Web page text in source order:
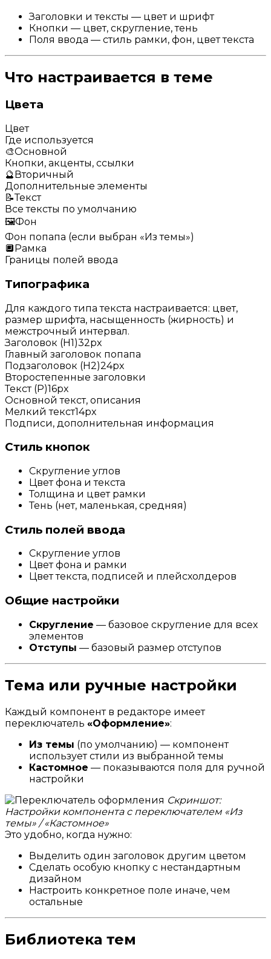
Заголовки и тексты — цвет и шрифт
Кнопки — цвет, скругление, тень
Поля ввода — стиль рамки, фон, цвет текста
Что настраивается в теме
Цвета
Цвет
Где используется
🎨Основной
Кнопки, акценты, ссылки
🔮 Вторичный
Дополнительные элементы
📝Текст
Все тексты по умолчанию
🖼️Фон
Фон попапа (если выбран «Из темы»)
🔲 Рамка
Границы полей ввода
Типографика
Для каждого типа текста настраивается: цвет,
размер шрифта, насыщенность (жирность) и
межстрочный интервал.
Заголовок (H1)32px
Главный заголовок попапа
Подзаголовок (H2)24px
Второстепенные заголовки
Текст (P)16px
Основной текст, описания
Мелкий текст14px
Подписи, дополнительная информация
Стиль кнопок
Скругление углов
Цвет фона и текста
Толщина и цвет рамки
Тень (нет, маленькая, средняя)
Стиль полей ввода
Скругление углов
Цвет фона и рамки
Цвет текста, подписей и плейсхолдеров
Общие настройки
Скругление — базовое скругление для всех
элементов
Отступы — базовый размер отступов
Тема или ручные настройки
Каждый компонент в редакторе имеет
переключатель «Оформление»:
Из темы (по умолчанию) — компонент
использует стили из выбранной темы
Кастомное — показываются поля для ручной
настройки
Скриншот:
Настройки компонента с переключателем «Из
темы» / «Кастомное»
Это удобно, когда нужно:
Выделить один заголовок другим цветом
Сделать особую кнопку с нестандартным
дизайном
Настроить конкретное поле иначе, чем
остальные
Библиотека тем